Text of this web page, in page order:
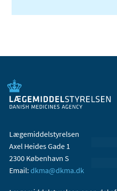
Lægemiddelstyrelsen
Axel Heides Gade 1
2300 København S
Email: dkma@dkma.dk